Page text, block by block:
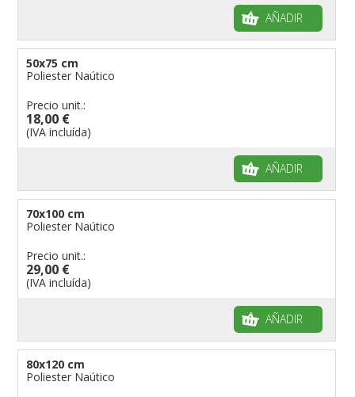
AÑADIR
50x75 cm
Poliester Naútico
Precio unit.:
18,00 €
(IVA incluída)
AÑADIR
70x100 cm
Poliester Naútico
Precio unit.:
29,00 €
(IVA incluída)
AÑADIR
80x120 cm
Poliester Naútico